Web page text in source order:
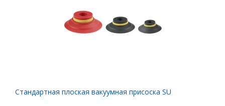
Стандартная плоская вакуумная присоска SU